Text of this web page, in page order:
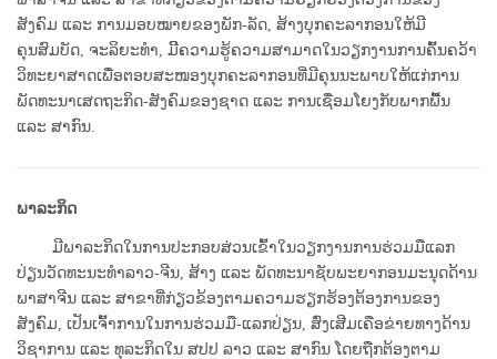
ສັງຄົມ ແລະ ການມອບໝາຍຂອງພັກ-ລັດ, ສ້າງບຸກຄະລາກອນໃຫ້ມີ
ຄຸນສົມບັດ, ຈະລິຍະທໍາ, ມີິຄວາມຮູ້ຄວາມສາມາດໃນວຽກງານການຄົ້ນຄວ້າ
ວິທະຍາສາດເພື່ອຕອບສະໜອງບຸກຄະລາກອນທີ່ມີຄຸນນະພາບໃຫ້ແກ່ການ
ພັດທະນາເສດຖະກິດ-ສັງຄົມຂອງຊາດ ແລະ ການເຊື່ອມໂຍງກັບພາກພື້ນ
ແລະ ສາກົນ.
ພາລະກິດ
ມີພາລະກິດໃນການປະກອບສ່ວນເຂົ້າໃນວຽກງານການຮ່ວມມືແລກ
ປ່ຽນວັດທະນະທໍາລາວ-ຈີນ, ສ້າງ ແລະ ພັດທະນາຊັບພະຍາກອນມະນຸດດ້ານ
ພາສາຈີນ ແລະ ສາຂາທີ່ກ່ຽວຂ້ອງຕາມຄວາມຮຽກຮ້ອງຕ້ອງການຂອງ
ສັງຄົມ, ເປັນເຈົ້າການໃນການຮ່ວມມື-ແລກປ່ຽນ, ສົ່ງເສີມເຄືອຂ່າຍທາງດ້ານ
ວິຊາການ ແລະ ທຸລະກິດໃນ ສປປ ລາວ ແລະ ສາກົນ ໂດຍຖືກຕ້ອງຕາມ